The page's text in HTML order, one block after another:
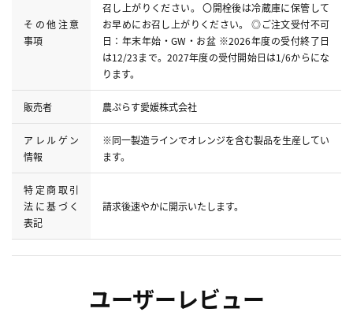
その他注意
事項
召し上がりください。 〇開栓後は冷蔵庫に保管して
お早めにお召し上がりください。 ◎ご注文受付不可
日：年末年始・GW・お盆 ※2026年度の受付終了日
は12/23まで。2027年度の受付開始日は1/6からにな
ります。
販売者 農ぷらす愛媛株式会社
アレルゲン
情報
※同一製造ラインでオレンジを含む製品を生産してい
ます。
特定商取引
法に基づく
表記
請求後速やかに開示いたします。
ユーザーレビュー